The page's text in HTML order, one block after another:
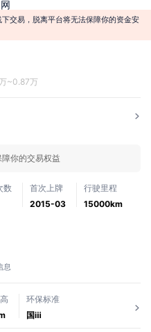
交易，脱离平台将无法保障你的资金安
~0.87万
你的交易权益
数
首次上牌
2015-03
行驶里程
15000km
息
环保标准
国ⅲ